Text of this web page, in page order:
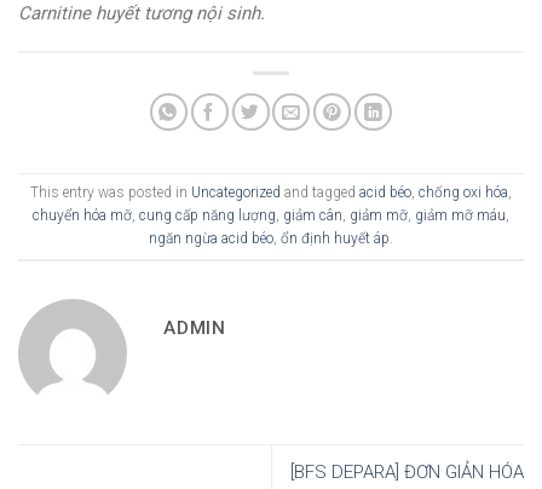
Carnitine huyết tương nội sinh.
This entry was posted in Uncategorized and tagged acid béo, chống oxi hóa,
chuyển hóa mỡ, cung cấp năng lượng, giảm cân, giảm mỡ, giảm mỡ máu,
ngăn ngừa acid béo, ổn định huyết áp.
ADMIN
[BFS DEPARA] ĐƠN GIẢN HÓA